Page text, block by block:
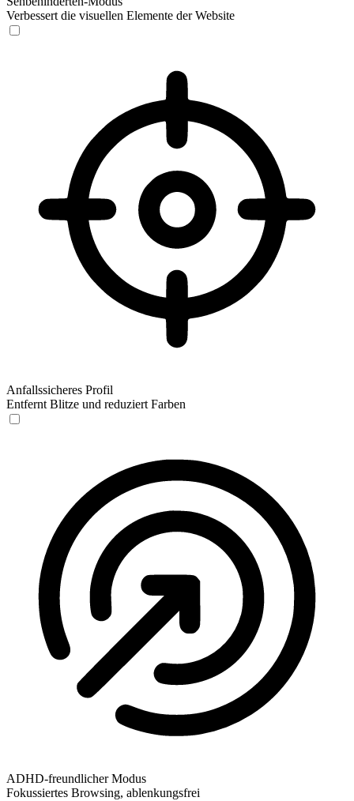
Verbessert die visuellen Elemente der Website
Anfallssicheres Profil
Entfernt Blitze und reduziert Farben
ADHD-freundlicher Modus
Fokussiertes Browsing, ablenkungsfrei